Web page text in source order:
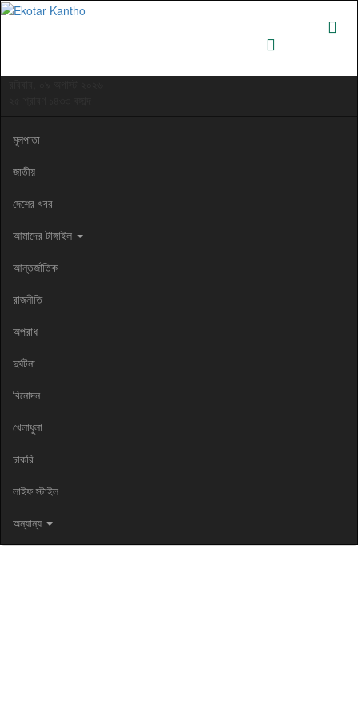
মূলপাতা
জাতীয়
দেশের খবর
আমাদের টাঙ্গাইল
আন্তর্জাতিক
রাজনীতি
অপরাধ
দুর্ঘটনা
বিনোদন
খেলাধুলা
চাকরি
লাইফ স্টাইল
অন্যান্য